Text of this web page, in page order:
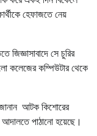
হেফাজতে নেয়
সে চুরির
কলেজের কম্পিউটার থেকে
আটক কিশোরের
পাঠানো হয়েছে।